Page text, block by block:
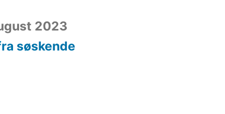
2023
søskende